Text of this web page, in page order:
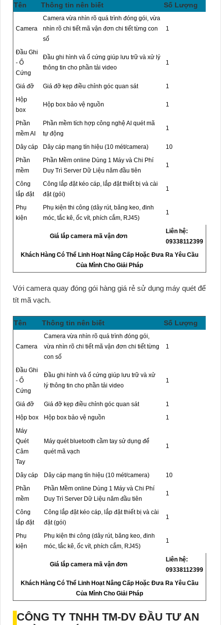
Tên Thông tin nên biết Số Lượng
Camera
Camera vừa nhìn rõ quá trình đóng gói, vừa
nhìn rõ chi tiết mã vận đơn chi tiết từng con
số
1
Đầu Ghi
- Ổ
Cứng
Đầu ghi hình và ổ cứng giúp lưu trữ và xử lý
thông tin cho phần tải video
1
Giá đỡ Giá đỡ kẹp điều chỉnh góc quan sát
1
Hộp
box
Hộp box bảo vệ nguồn 1
Phần
mềm AI
Phần mềm tích hợp công nghệ AI quét mã
tự động
1
Dây cáp Dây cáp mạng tín hiệu (10 mét/camera)
10
Phần
mềm
Phần Mềm online Dùng 1 Máy và Chi Phí
Duy Trì Server Dữ Liệu năm đầu tiên
1
Công
lắp đặt
Công lắp đặt kéo cáp, lắp đặt thiết bị và cài
đặt (gói)
1
Phụ
kiện
Phụ kiện thi công (dây rút, băng keo, đinh
móc, tắc kê, ốc vít, phích cắm, RJ45)
1
Giá lắp camera mã vận đơn
Liên hệ:
09338112399
Khách Hàng Có Thể Linh Hoạt Nâng Cấp Hoặc Đưa Ra Yêu Cầu
Của Mình Cho Giải Pháp
Với camera quay đóng gói hàng giá rẻ sử dụng máy quét để
tít mã vạch.
Tên Thông tin nên biết Số Lượng
Camera
Camera vừa nhìn rõ quá trình đóng gói,
vừa nhìn rõ chi tiết mã vận đơn chi tiết từng
con số
1
Đầu Ghi
- Ổ
Cứng
Đầu ghi hình và ổ cứng giúp lưu trữ và xử
lý thông tin cho phần tải video
1
Giá đỡ Giá đỡ kẹp điều chỉnh góc quan sát
1
Hộp box
Hộp box bảo vệ nguồn
1
Máy
Quét
Câm
Tay
Máy quét bluetooth cầm tay sử dụng để
quét mã vạch
1
Dây cáp Dây cáp mạng tín hiệu (10 mét/camera)
10
Phần
mềm
Phần Mềm online Dùng 1 Máy và Chi Phí
Duy Trì Server Dữ Liệu năm đầu tiên
1
Công
lắp đặt
Công lắp đặt kéo cáp, lắp đặt thiết bị và cài
đặt (gói)
1
Phụ
kiện
Phụ kiện thi công (dây rút, băng keo, đinh
móc, tắc kê, ốc vít, phích cắm, RJ45)
1
Giá lắp camera mã vận đơn
Liên hệ:
09338112399
Khách Hàng Có Thể Linh Hoạt Nâng Cấp Hoặc Đưa Ra Yêu Cầu
Của Mình Cho Giải Pháp
CÔNG TY TNHH TM-DV ĐẦU TƯ AN